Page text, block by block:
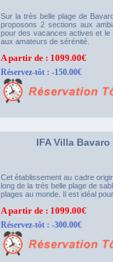
Sur la très belle plage de
proposons 2 sections aux
pour des vacances actives et
aux amateurs de sérénité.
A partir de : 1099.00€
Réservez-tôt : -150.00€
IFA Villa Bavaro
Cet établissement au cadre
long de la très belle plage de
plages au monde. Il est idéal
A partir de : 1099.00€
Réservez-tôt : -300.00€